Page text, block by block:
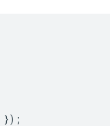
});